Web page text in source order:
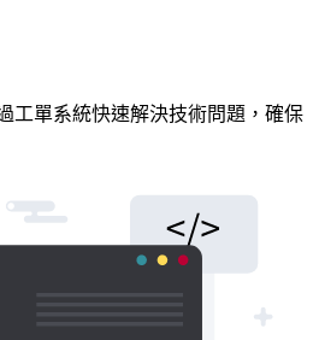
工單系統快速解決技術問題，確保